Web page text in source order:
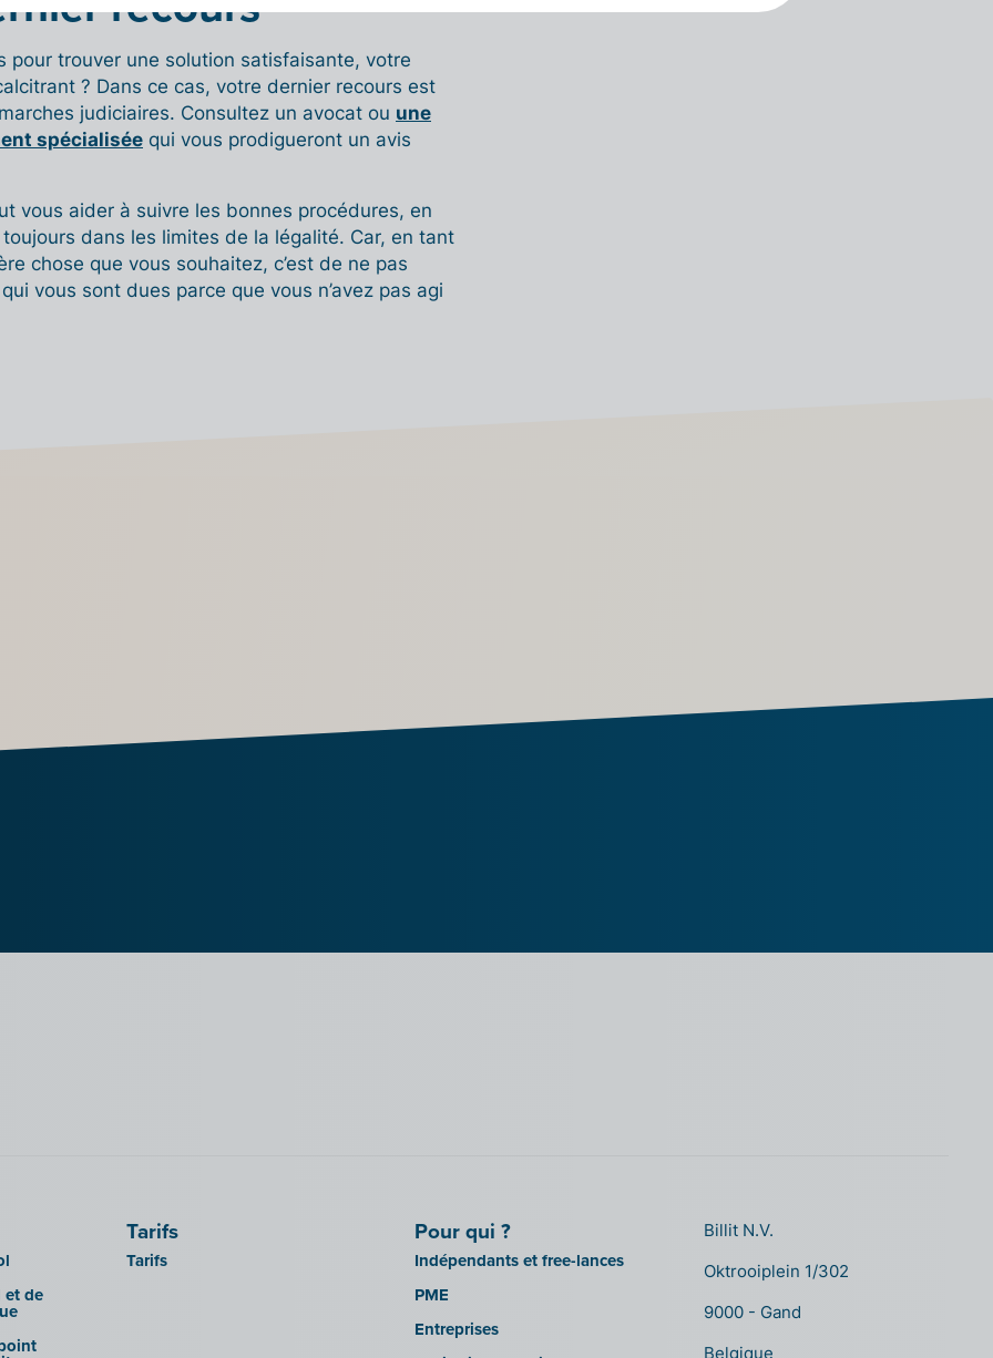
pour trouver une solution satisfaisante, votre
? Dans ce cas, votre dernier recours est
judiciaires. Consultez un avocat ou une
spécialisée qui vous prodigueront un avis
vous aider à suivre les bonnes procédures, en
dans les limites de la légalité. Car, en tant
chose que vous souhaitez, c’est de ne pas
vous sont dues parce que vous n’avez pas agi
et de
Tarifs
Tarifs
Pour qui ?
Indépendants et free-lances
PME
Entreprises
Billit N.V.
Oktrooiplein 1/302
9000 - Gand
Belgique